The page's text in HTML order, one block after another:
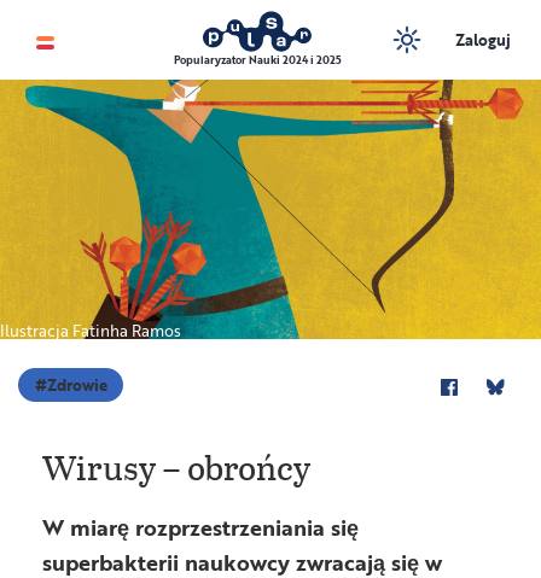
Popularyzator Nauki 2024 i 2025
Zaloguj
Ilustracja Fatinha Ramos
Zdrowie
Wirusy – obrońcy
W miarę rozprzestrzeniania się
superbakterii naukowcy zwracają się w